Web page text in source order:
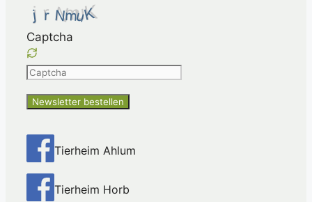
Captcha
Please
the
shown
the
CAPTCHA
Tierheim Ahlum
Tierheim Horb